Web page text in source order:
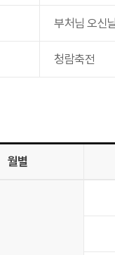
부처님 오신
청람축전
월별